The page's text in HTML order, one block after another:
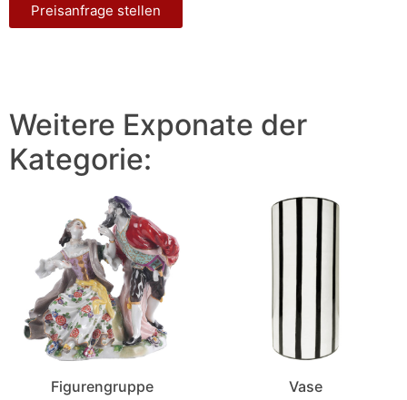
Preisanfrage stellen
Weitere Exponate der
Kategorie:
Figurengruppe Vase